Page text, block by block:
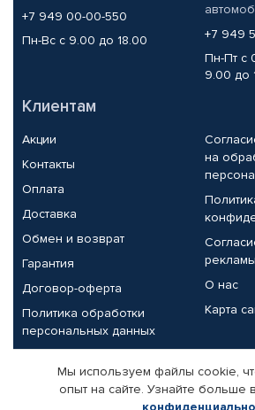
+7 949 00-00-550
Пн-Вс с 9.00 до 18.00
+7 949
Пн-Пт с
9.00 до
Клиентам
Акции
Контакты
Оплата
Доставка
Обмен и возврат
Гарантия
Договор-оферта
Политика обработки
персональных данных
на
рекламы
О нас
Карта
Партнерам
Корпоративным клиентам
Мы используем файлы cookie,
опыт на сайте. Узнайте больше